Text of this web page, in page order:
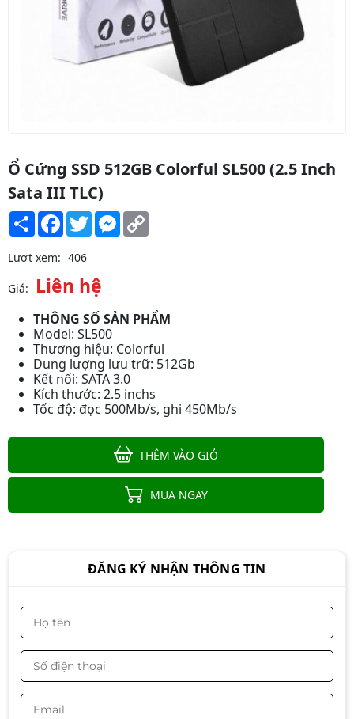
Ổ Cứng SSD 512GB Colorful SL500 (2.5 Inch
Sata III TLC)
Share Facebook
TwitterMessenger
Lượt xem: 406
Giá: Liên hệ
THÔNG SỐ SẢN PHẨM
Model: SL500
Thương hiệu: Colorful
Dung lượng lưu trữ: 512Gb
Kết nối: SATA 3.0
Kích thước: 2.5 inchs
Tốc độ: đọc 500Mb/s, ghi 450Mb/s
THÊM VÀO GIỎ
MUA NGAY
ĐĂNG KÝ NHẬN THÔNG TIN
Ổ cứng gắn trong SSD 512GB XStar
2.5 inches SATA III
2.190.000đ 2.390.000đ
Ổ cứng SSD Kingston NV1 250GB
1.390.000đ 1.590.000đ